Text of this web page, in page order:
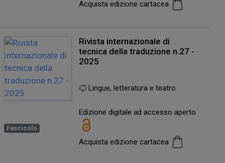
Acquista edizione cartacea
Fascicolo
Rivista internazionale di
tecnica della traduzione n.27 -
2025
Lingue, letteratura e teatro
Edizione digitale ad accesso aperto
Acquista edizione cartacea